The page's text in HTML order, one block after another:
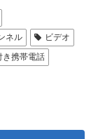
ネル
ビデオ
き携帯電話